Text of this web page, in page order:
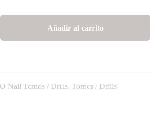
Añadir al carrito
O Nail Tornos / Drills, Tornos / Drills